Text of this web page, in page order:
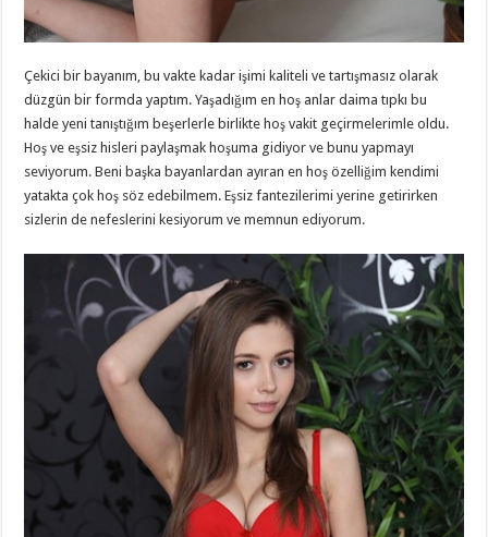
Çekici bir bayanım, bu vakte kadar işimi kaliteli ve tartışmasız olarak
düzgün bir formda yaptım. Yaşadığım en hoş anlar daima tıpkı bu
halde yeni tanıştığım beşerlerle birlikte hoş vakit geçirmelerimle oldu.
Hoş ve eşsiz hisleri paylaşmak hoşuma gidiyor ve bunu yapmayı
seviyorum. Beni başka bayanlardan ayıran en hoş özelliğim kendimi
yatakta çok hoş söz edebilmem. Eşsiz fantezilerimi yerine getirirken
sizlerin de nefeslerini kesiyorum ve memnun ediyorum.